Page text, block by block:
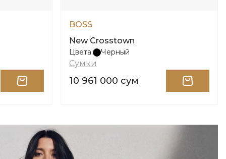
BOSS
New Crosstown
Цвета: Черный
Сумки
10 961 000 сум